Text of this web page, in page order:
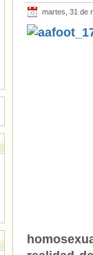
martes, 31 de